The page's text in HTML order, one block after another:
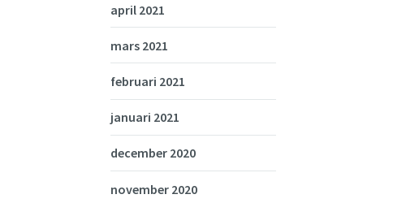
april 2021
mars 2021
februari 2021
januari 2021
december 2020
november 2020